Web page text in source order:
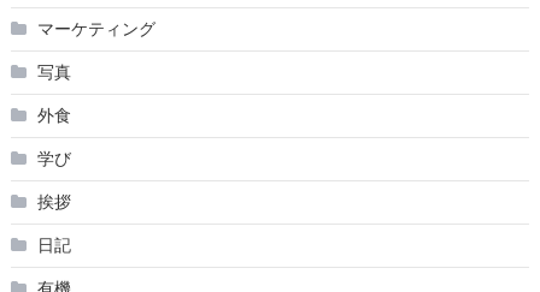
マーケティング
写真
外食
学び
挨拶
日記